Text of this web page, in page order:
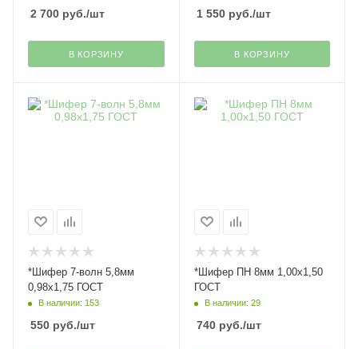
2 700 руб./шт
В КОРЗИНУ
1 550руб./шт
В КОРЗИНУ
*Шифер 7-волн 5,8мм
0,98х1,75 ГОСТ
В наличии: 153
550 руб./шт
*Шифер ПН 8мм 1,00х1,50
ГОСТ
В наличии: 29
740руб./шт